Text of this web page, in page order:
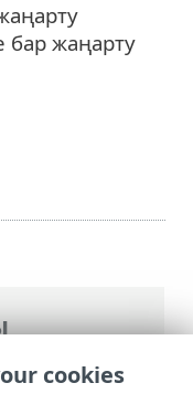
ESET Safe
Профильдер
бар жаңарту
cookies